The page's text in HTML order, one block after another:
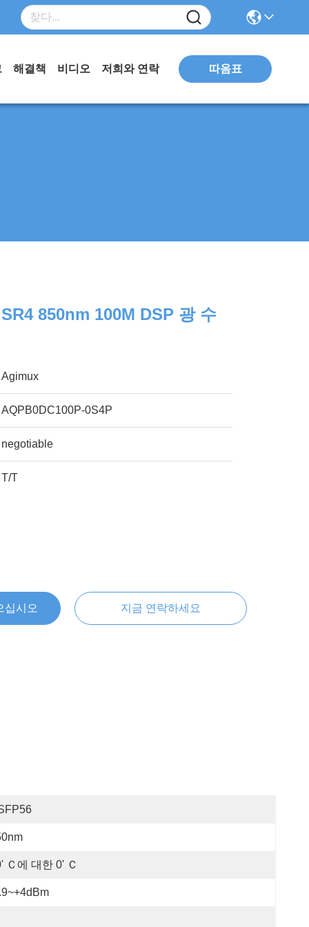
해결책 비디오 저희와 연락 따옴표
850nm 100M DSP 광 수
Agimux
AQPB0DC100P-0S4P
negotiable
T/T
십시오 지금 연락하세요
Ｃ에 대한 0' Ｃ